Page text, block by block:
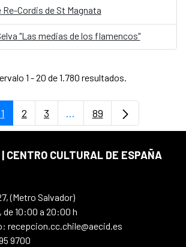
Re-Cordis de St Magnata
"Las medias de los flamencos"
1 - 20 de 1.780 resultados.
Página
1 Página
2 Página
3 ...Páginas intermedias
Página
89
CENTRO CULTURAL DE ESPAÑA
(Metro Salvador)
de 10:00 a 20:00 h
recepcion.cc.chile@aecid.es
9700